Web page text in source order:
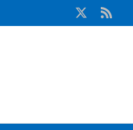
Skip
to
Rss
X